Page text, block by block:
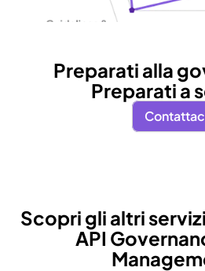
Preparati alla
Preparati a
Scopri gli altri
API